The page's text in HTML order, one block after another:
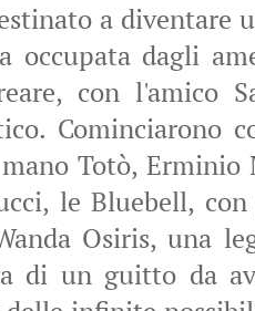
a diventare
occupata dagli
con l'amico
Cominciarono
Totò,
le Bluebell,
Osiris, una
di un guitto da